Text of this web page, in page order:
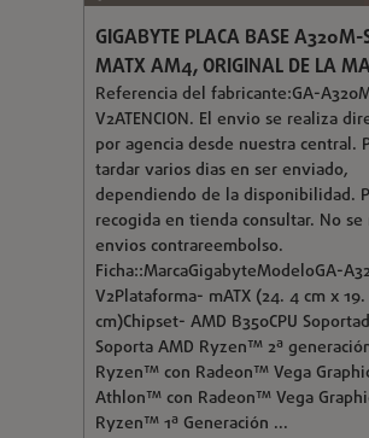
GIGABYTE PLACA BASE A320M-
MATX AM4, ORIGINAL DE LA
Referencia del fabricante:GA-
V2ATENCION. El envio se realiza
por agencia desde nuestra central.
tardar varios dias en ser enviado,
dependiendo de la disponibilidad.
recogida en tienda consultar. No se
envios contrareembolso.
Ficha::MarcaGigabyteModeloGA-
V2Plataforma- mATX (24. 4 cm x 19.
cm)Chipset- AMD B350CPU
Soporta AMD Ryzen™ 2ª
Ryzen™ con Radeon™ Vega
Athlon™ con Radeon™ Vega
Ryzen™ 1ª Generación ...